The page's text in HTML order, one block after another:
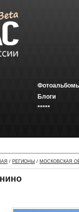
Блоги
*****
/ РЕГИОНЫ / МОСКОВСКАЯ